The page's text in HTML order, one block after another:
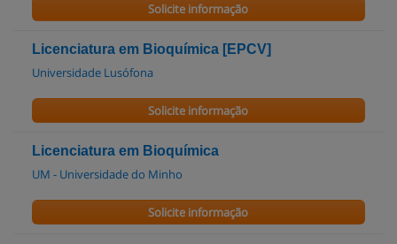
Solicite informação
Licenciatura em Bioquímica [EPCV]
Universidade Lusófona
Solicite informação
Licenciatura em Bioquímica
UM - Universidade do Minho
Solicite informação